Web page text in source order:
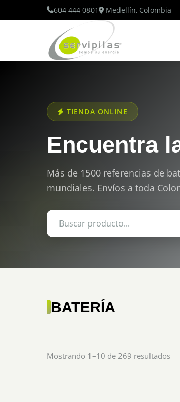
604 444 0801 Medellín, Colombia
TIENDA ONLINE
Encuentra
Más de 1500 referencias de
mundiales. Envíos a toda
BATERÍA
Mostrando 1–10 de 269 resultados